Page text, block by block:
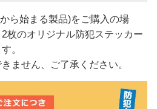
ら始まる製品)をご購入の場
枚のオリジナル防犯ステッカー
。
ません、ご了承ください。